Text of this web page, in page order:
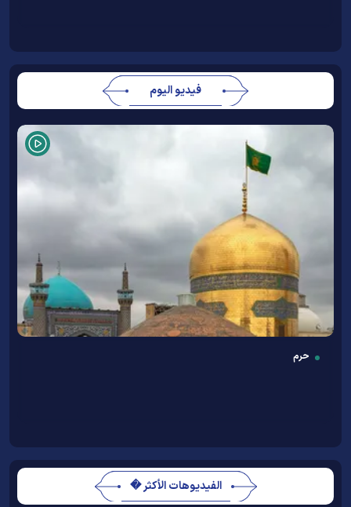
فيديو اليوم
حرم
الفيديوهات الأكثر �